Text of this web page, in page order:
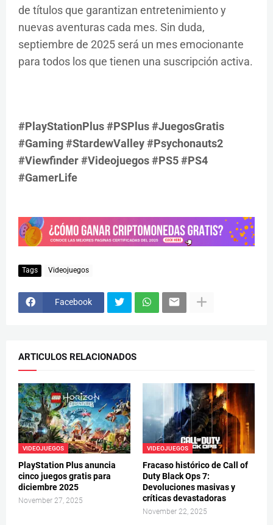
de títulos que garantizan entretenimiento y
nuevas aventuras cada mes. Sin duda,
septiembre de 2025 será un mes emocionante
para todos los que tienen una suscripción activa.
#PlayStationPlus #PSPlus #JuegosGratis
#Gaming #StardewValley #Psychonauts2
#Viewfinder #Videojuegos #PS5 #PS4
#GamerLife
Tags Videojuegos
Facebook
ARTICULOS RELACIONADOS
VIDEOJUEGOS
PlayStation Plus anuncia
cinco juegos gratis para
diciembre 2025
November 27, 2025
VIDEOJUEGOS
Fracaso histórico de Call of
Duty Black Ops 7:
Devoluciones masivas y
críticas devastadoras
November 22, 2025